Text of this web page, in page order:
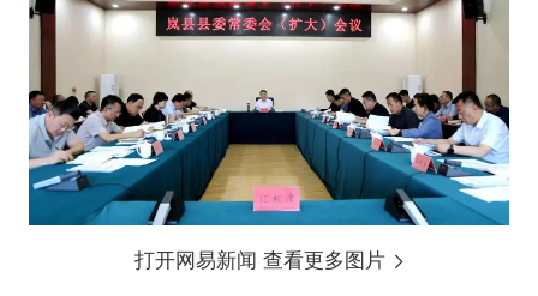
打开网易新闻 查看更多图片